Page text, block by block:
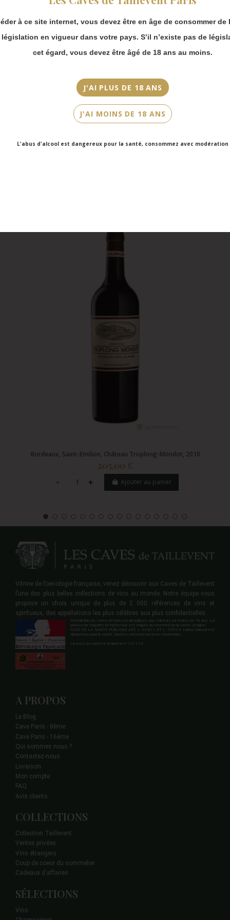
à ce site internet, vous devez être en âge de consommer de
législation en vigueur dans votre pays. S’il n’existe pas de
cet égard, vous devez être âgé de 18 ans au moins.
J'AI PLUS DE 18 ANS
J'AI MOINS DE 18 ANS
L'abus d'alcool est dangereux pour la santé, consommez avec modération
Rouge
Cépage(s)
Cabernet Sauvignon, Cabernet Franc, Merlot, Petit Verdot
Bordeaux, Saint-Emilion, Château Troplong-Mondot, 2010
205,00 €
Ajouter au panier
Vitrine de l’oenologie française, venez découvrir aux Caves de Taillevent
l’une des plus belles collections de vins au monde. Notre équipe vous
propose un choix unique de plus de 2 000 références de vins et
spiritueux, des appellations les plus célèbres aux plus confidentielles.
Interdiction de vente de boisson alcooliques aux mineurs de moins de 18 ans. La
preuve de majorité de l'acheteur est exigée au moment de la vente en ligne.
CODE DE LA SANTE PUBLIQUE ART. L 3342-1 ET L. 3353-3 L'abus d'alcool est
dangereux pour la santé. Sachez consommer avec modération.
Licence de vente à emporter n°131110.
A PROPOS
Le Blog
Cave Paris - 8ème
Cave Paris - 16ème
Qui sommes nous ?
Contactez-nous
Livraison
Mon compte
FAQ
Avis clients
COLLECTIONS
Collection Taillevent
Ventes privées
Vins étrangers
Coup de coeur du sommelier
Cadeaux d'affaires
SÉLECTIONS
Vins
Merci de bien
prendre en compte :
Les envois
partir du 31 août.
Les commandes
en click-and-
collect (cave
Faubourg Saint-
Victor Hugo)